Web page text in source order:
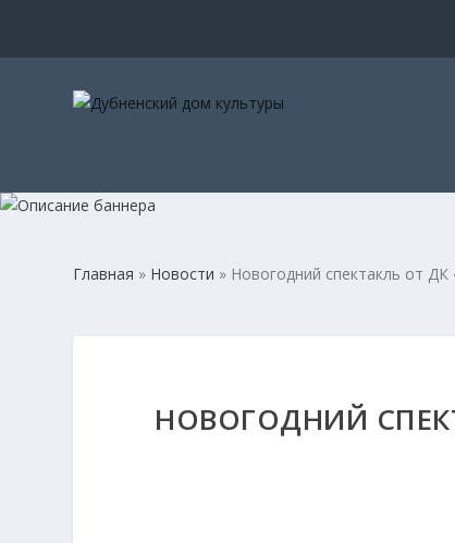
Главная » Новости » Новогодний спектакль от
НОВОГОДНИЙ